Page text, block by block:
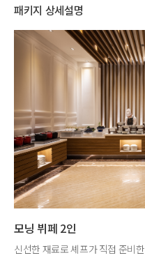
패키지 상세설명
모닝 뷔페 2인
신선한 재료로 셰프가 직접 준비